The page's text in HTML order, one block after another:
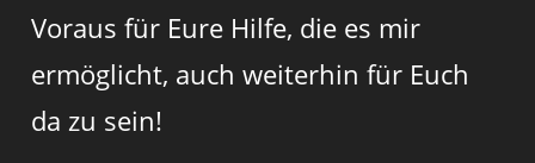
Voraus für Eure Hilfe, die es mir
ermöglicht, auch weiterhin für Euch
da zu sein!